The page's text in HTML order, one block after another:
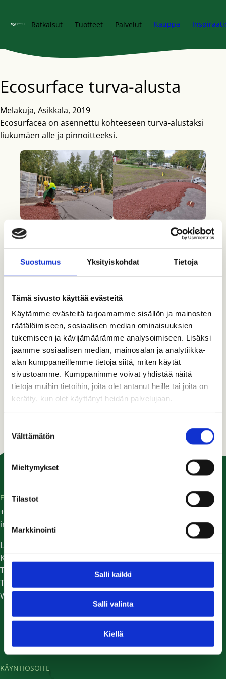
Suostumus Yksityiskohdat Tietoja
Tämä sivusto käyttää evästeitä
Käytämme evästeitä tarjoamamme sisällön ja mainosten
räätälöimiseen, sosiaalisen median ominaisuuksien
tukemiseen ja kävijämäärämme analysoimiseen. Lisäksi
jaamme sosiaalisen median, mainosalan ja analytiikka-
alan kumppaneillemme tietoja siitä, miten käytät
sivustoamme. Kumppanimme voivat yhdistää näitä
tietoja muihin tietoihin, joita olet antanut heille tai joita on
kerätty, kun olet käyttänyt heidän palvelujaan.
valinta
Välttämätön
Mieltymykset
Tilastot
Markkinointi
Salli kaikki
Salli valinta
Kiellä
Ratkaisut Tuotteet Palvelut Kauppa
Ecosurface turva-alusta
Melakuja, Asikkala, 2019
Ecosurfacea on asennettu kohteeseen turva-alustaksi
liukumäen alle ja pinnoitteeksi.
EG TRADING
+358 (0) 9 298 9924
info@eg-trading.fi
Laskutustiedot
Kaikki yhteystiedot
Tilaa uutiskirje
Tietosuojaseloste
Whistleblower-ilmoituskanava
KÄYNTIOSOITE